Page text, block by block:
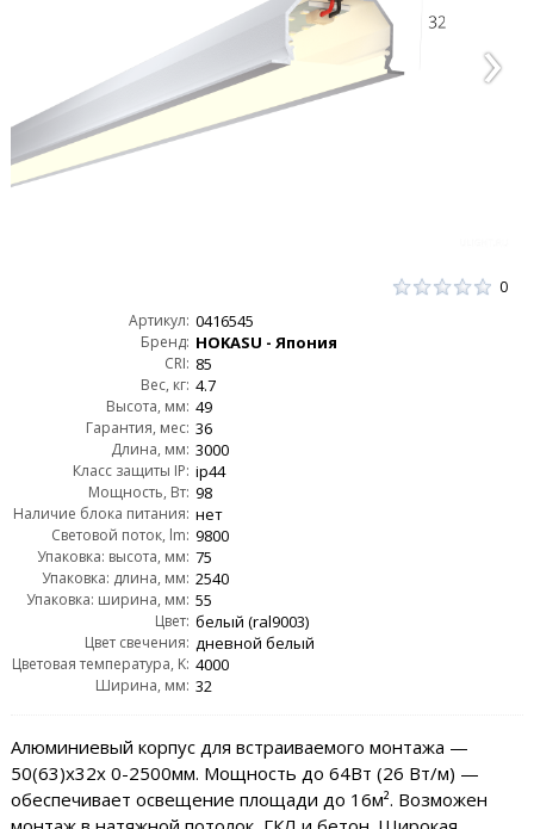
0
Артикул: 0416545
Бренд: HOKASU - Япония
CRI: 85
Вес, кг: 4.7
Высота, мм: 49
Гарантия, мес: 36
Длина, мм: 3000
Класс защиты IP: ip44
Мощность, Вт: 98
Наличие блока питания: нет
Световой поток, lm: 9800
Упаковка: высота, мм: 75
Упаковка: длина, мм: 2540
Упаковка: ширина, мм: 55
Цвет: белый (ral9003)
Цвет свечения: дневной белый
Цветовая температура, K: 4000
Ширина, мм: 32
Алюминиевый корпус для встраиваемого монтажа —
50(63)х32x 0-2500мм. Мощность до 64Вт (26 Вт/м) —
обеспечивает освещение площади до 16м². Возможен